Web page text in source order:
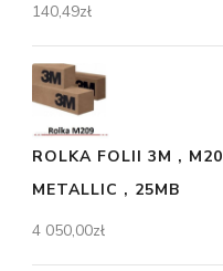
140,49zł
ROLKA FOLII 3M ,
METALLIC , 25MB
4 050,00zł